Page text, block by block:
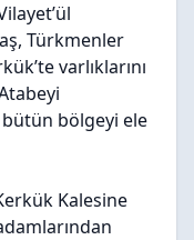
Türkmenler
varlıklarını
bölgeyi ele
Kalesine